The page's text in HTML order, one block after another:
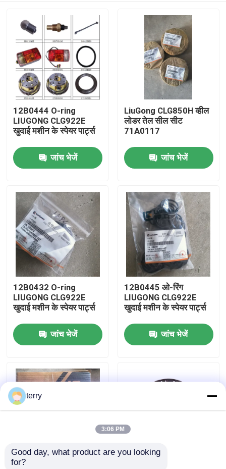
उत्पाद
हमारे बारे में
फैक्टरी यात्रा
गुणवत्ता नियंत्रण
हमसे संपर्क करें
समाचार
एक बोली का अनुरोध
कमिंस स्पेयर पार्ट्स
12B0444 O-ring
LIUGONG CLG922E
खुदाई मशीन के स्पेयर पार्ट्स
जांच भेजें
LiuGong CLG850H व्हील
लोडर तेल सील सीट
71A0117
जांच भेजें
12B0432 O-ring
LIUGONG CLG922E
खुदाई मशीन के स्पेयर पार्ट्स
जांच भेजें
12B0445 ओ-रिंग
LIUGONG CLG922E
खुदाई मशीन के स्पेयर पार्ट्स
जांच भेजें
SP200834 सील किट
terry
3:06 PM
Good day, what product are you looking
for?